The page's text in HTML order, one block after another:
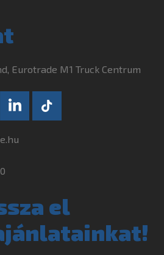
Eurotrade M1 Truck Centrum
el